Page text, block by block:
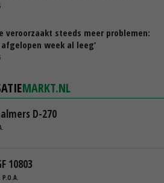
veroorzaakt steeds meer problemen:
afgelopen week al leeg’
MARKT.NL
D-270
10803
P.O.A.